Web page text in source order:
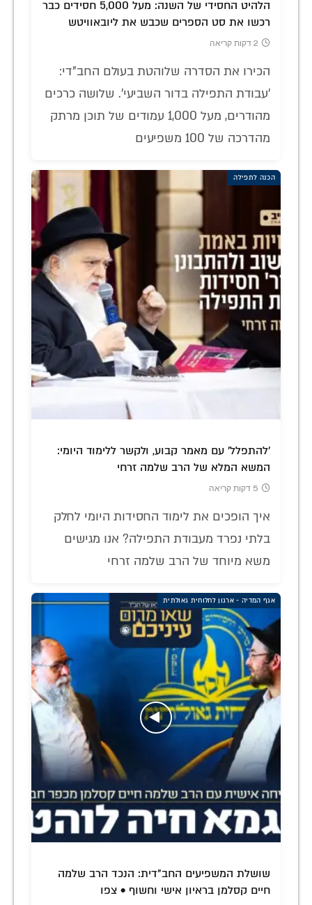
הלהיט החסידי של השנה: מעל 5,000 חסידים כבר
רכשו את סט הספרים שכבש את ליובאוויטש
2 דקות קריאה
הכירו את הסדרה שלוהטת בעולם החב"די:
'עבודת התפילה בדור השביעי'. שלושה כרכים
מהודרים, מעל 1,000 עמודים של תוכן מרתק
מהדרכה של 100 משפיעים
הכנה לתפילה
'להתפלל' עם מאמר קבוע, ולקשר ללימוד היומי:
המשא המלא של הרב שלמה זרחי
5 דקות קריאה
איך הופכים את לימוד החסידות היומי לחלק
בלתי נפרד מעבודת התפילה? אנו מגישים
משא מיוחד של הרב שלמה זרחי
אגף המדיה - ארגון לחלוחית גאולתית
שושלת המשפיעים החב"דית: הנכד הרב שלמה
חיים קסלמן בראיון אישי וחשוף • צפו